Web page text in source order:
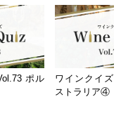
ポル
ワインクイズ
ストラリア④